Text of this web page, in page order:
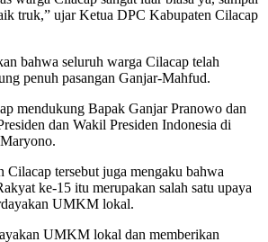
truk,” ujar Ketua DPC Kabupaten Cilacap
bahwa seluruh warga Cilacap telah
penuh pasangan Ganjar-Mahfud.
mendukung Bapak Ganjar Pranowo dan
dan Wakil Presiden Indonesia di
tersebut juga mengaku bahwa
ke-15 itu merupakan salah satu upaya
UMKM lokal.
UMKM lokal dan memberikan